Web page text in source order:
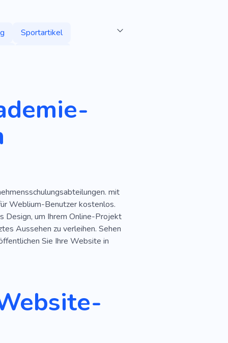
Sportartikel
Kampf
Aktivität
Aktiver Lebensstil
Gewicht Verlieren
Gewichtsverlust
mit
Weblium-Benutzer kostenlos.
Design, um Ihrem Online-Projekt
Aussehen zu verleihen. Sehen
Sie Ihre Website in